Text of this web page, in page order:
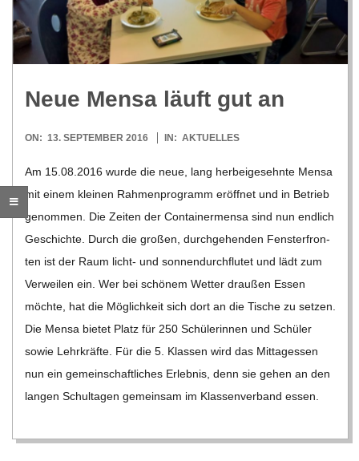
R
E
-
G
O
L
D
S
C
H
Neue Mensa läuft gut an
2016-
ON: 13. SEPTEMBER 2016 IN: AKTUELLES
Am 15.08.2016 wurde die neue, lang her­bei­ge­sehnte Mensa
mit einem klei­nen Rah­men­pro­gramm eröff­net und in Betrieb
genom­men. Die Zei­ten der Con­tai­ner­mensa sind nun end­lich
Geschichte. Durch die gro­ßen, durch­ge­hen­den Fens­ter­fron­
ten ist der Raum licht- und son­nen­durch­flu­tet und lädt zum
Ver­wei­len ein. Wer bei schö­nem Wet­ter drau­ßen Essen
möchte, hat die Mög­lich­keit sich dort an die Tische zu set­zen.
Die Mensa bie­tet Platz für 250 Schü­le­rin­nen und Schü­ler
sowie Lehr­kräfte. Für die 5. Klas­sen wird das Mit­tag­essen
nun ein gemein­schaft­li­ches Erleb­nis, denn sie gehen an den
lan­gen Schul­ta­gen gemein­sam im Klas­sen­ver­band essen.